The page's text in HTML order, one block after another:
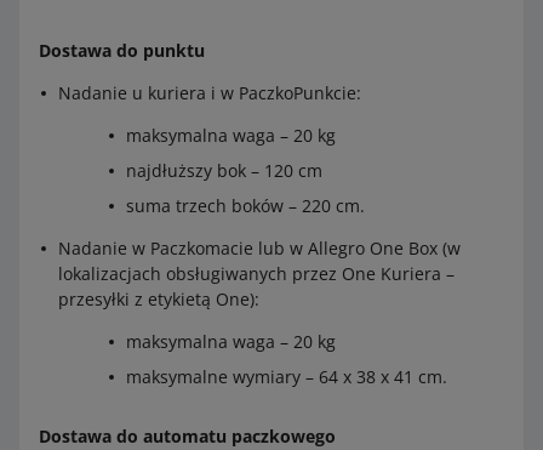
Maksymalna kwota, jaką możesz ustawić w
Maksymalna kwota, jaką możesz ustawić w
cennikach na allegro.pl
cennikach na allegro.cz
Allegro International Automaty Paczkowe Czechy
Maksymalna kwota, jaką możesz ustawić w cennikach
Maksymalna kwota, jaką możesz ustawić w
Dostawa do punktu
Nadanie u kuriera i w PaczkoPunkcie:
maksymalna waga – 20 kg
najdłuższy bok – 120 cm
suma trzech boków – 220 cm.
Nadanie w Paczkomacie lub w Allegro One Box (w
lokalizacjach obsługiwanych przez One Kuriera –
przesyłki z etykietą One):
maksymalna waga – 20 kg
maksymalne wymiary – 64 x 38 x 41 cm.
Dostawa do automatu paczkowego